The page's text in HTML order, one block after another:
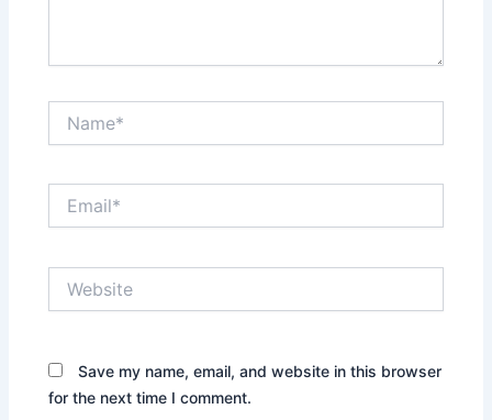
Save my name, email, and website in this browser
for the next time I comment.